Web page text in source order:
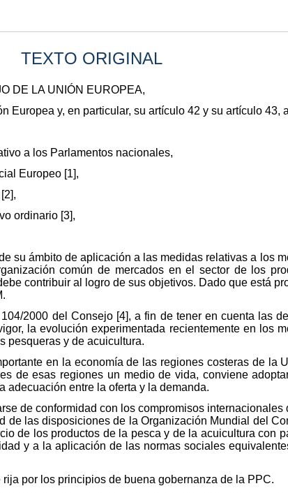
TEXTO ORIGINAL
DE LA UNIÓN EUROPEA,
Europea y, en particular, su artículo 42 y su artículo 43,
a los Parlamentos nacionales,
Europeo [1],
ordinario [3],
su ámbito de aplicación a las medidas relativas a los
común de mercados en el sector de los
contribuir al logro de sus objetivos. Dado que está
2000 del Consejo [4], a fin de tener en cuenta las
la evolución experimentada recientemente en los
pesqueras y de acuicultura.
en la economía de las regiones costeras de la
de esas regiones un medio de vida, conviene
adecuación entre la oferta y la demanda.
de conformidad con los compromisos
de las disposiciones de la Organización Mundial del
de los productos de la pesca y de la acuicultura con
y a la aplicación de las normas sociales
por los principios de buena gobernanza de la PPC.